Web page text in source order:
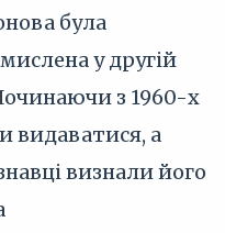
була
у другій
з 1960-х
видаватися, а
визнали його